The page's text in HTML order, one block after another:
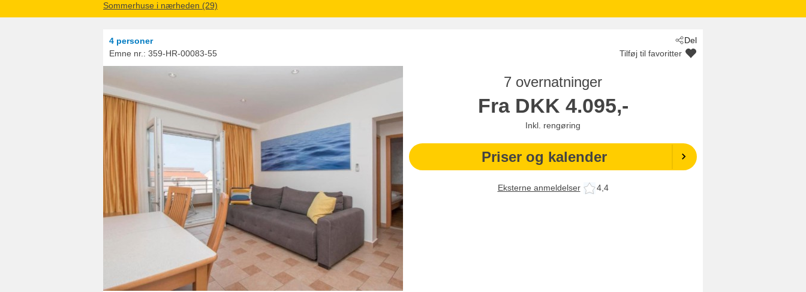
Sommerhuse i nærheden (29)
Del
4 personer
Emne nr.: 359-HR-00083-55 Tilføj til favoritter
7 overnatninger
Fra DKK 4.095,-
Inkl. rengøring
Priser og kalender
Eksterne anmeldelser 4,4